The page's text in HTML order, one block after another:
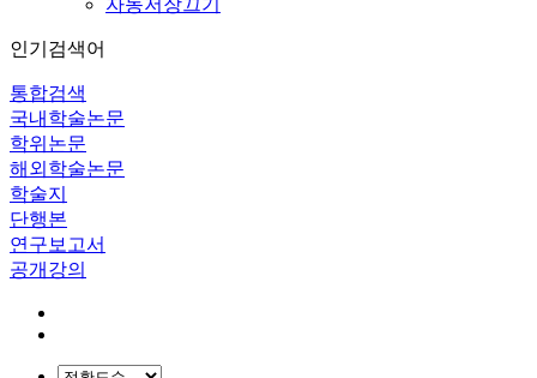
자동저장끄기
인기검색어
통합검색
국내학술논문
학위논문
해외학술논문
학술지
단행본
연구보고서
공개강의